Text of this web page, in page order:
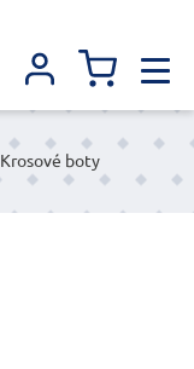
Krosové boty